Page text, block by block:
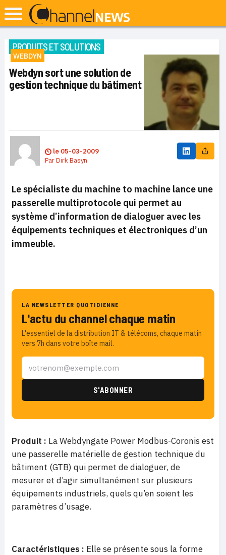
PRODUITS ET SOLUTIONS
WEBDYN
Webdyn sort une solution de
gestion technique du bâtiment
le 05-03-2009
ParDirk Basyn
Le spécialiste du machine to machine lance une
passerelle multiprotocole qui permet au
système d’information de dialoguer avec les
équipements techniques et électroniques d’un
immeuble.
LA NEWSLETTER QUOTIDIENNE
L'actu du channel chaque matin
L'essentiel de la distribution IT & télécoms, chaque matin
vers 7h dans votre boîte mail.
Produit : La Webdyngate Power Modbus-Coronis est
une passerelle matérielle de gestion technique du
bâtiment (GTB) qui permet de dialoguer, de
mesurer et d’agir simultanément sur plusieurs
équipements industriels, quels qu’en soient les
paramètres d’usage.
Caractéristiques : Elle se présente sous la forme